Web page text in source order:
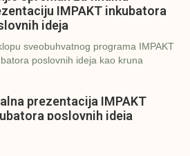
IMPAKT inkubatora
ideja
sveobuhvatnog programa IMPAKT
poslovnih ideja kao kruna
prezentacija IMPAKT
poslovnih ideja